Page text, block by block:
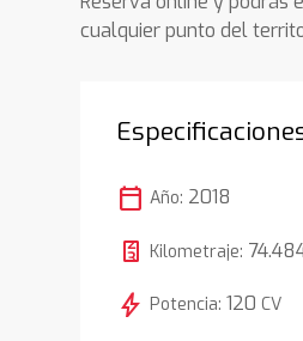
cualquier punto del
calendar_today Año: 2018
Kilometraje:
bolt Potencia:120 CV